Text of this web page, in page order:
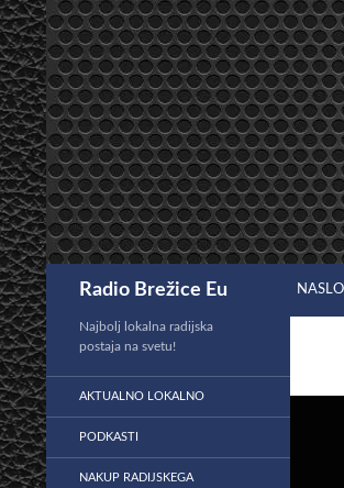
Preskoči
na
vsebino
Radio Brežice Eu
Najbolj lokalna radijska
postaja na svetu!
AKTUALNO LOKALNO
PODKASTI
NAKUP RADIJSKEGA